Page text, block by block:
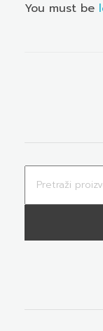
You must be